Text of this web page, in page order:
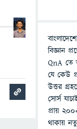
বিজ্ঞান
QnA তে
যে কেউ
উত্তর
সোর্স
প্রায়
থাকায়